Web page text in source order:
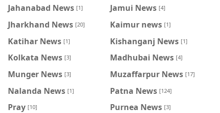
Jahanabad News [1] Jamui News [4]
Jharkhand News [20] Kaimur news [1]
Katihar News [1] Kishanganj News [1]
Kolkata News [3] Madhubai News [4]
Munger News [3] Muzaffarpur News [17]
Nalanda News [1] Patna News [124]
Pray [10] Purnea News [3]